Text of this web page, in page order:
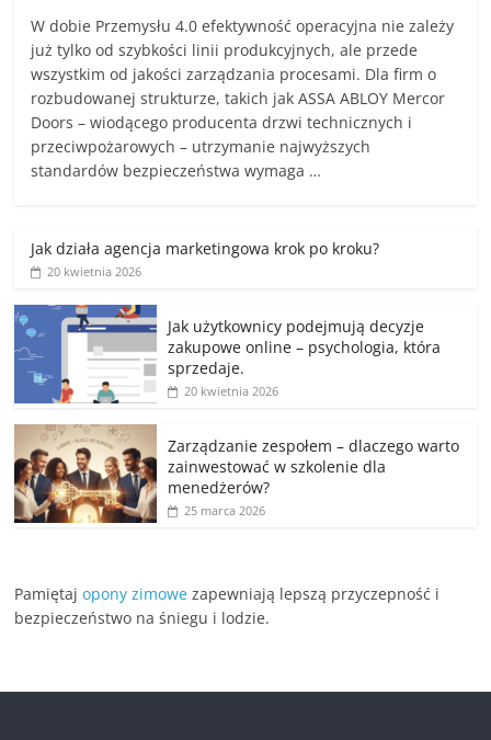
W dobie Przemysłu 4.0 efektywność operacyjna nie zależy
już tylko od szybkości linii produkcyjnych, ale przede
wszystkim od jakości zarządzania procesami. Dla firm o
rozbudowanej strukturze, takich jak ASSA ABLOY Mercor
Doors – wiodącego producenta drzwi technicznych i
przeciwpożarowych – utrzymanie najwyższych
standardów bezpieczeństwa wymaga …
Jak działa agencja marketingowa krok po kroku?
20 kwietnia 2026
Jak użytkownicy podejmują decyzje
zakupowe online – psychologia, która
sprzedaje.
20 kwietnia 2026
Zarządzanie zespołem – dlaczego warto
zainwestować w szkolenie dla
menedżerów?
25 marca 2026
Pamiętajopony zimowe zapewniają lepszą przyczepność i
bezpieczeństwo na śniegu i lodzie.